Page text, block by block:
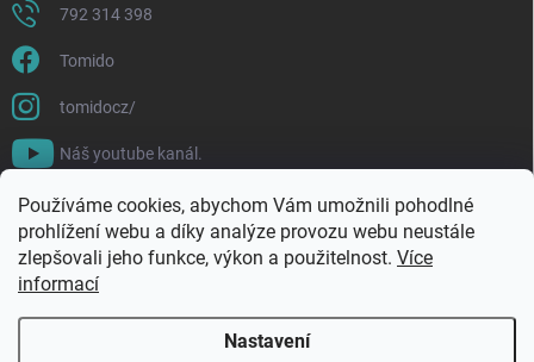
Používáme cookies, abychom Vám umožnili pohodlné
prohlížení webu a díky analýze provozu webu neustále
zlepšovali jeho funkce, výkon a použitelnost. Více
informací
Nastavení
792 314 398
Tomido
tomidocz/
Náš youtube kanál.